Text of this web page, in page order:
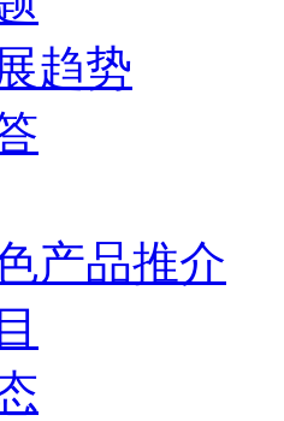
趋势
产品推介